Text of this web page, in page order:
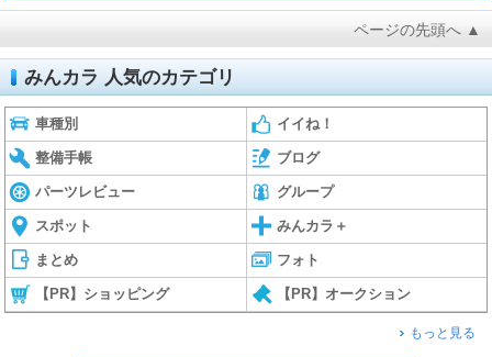
ページの先頭へ ▲
みんカラ 人気のカテゴリ
車種別 イイね！
整備手帳 ブログ
パーツレビュー グループ
スポット みんカラ＋
まとめ フォト
【PR】ショッピング 【PR】オークション
もっと見る